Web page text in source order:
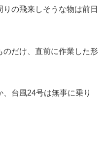
の飛来しそうな物は前日
のだけ、直前に作業した形
台風24号は無事に乗り